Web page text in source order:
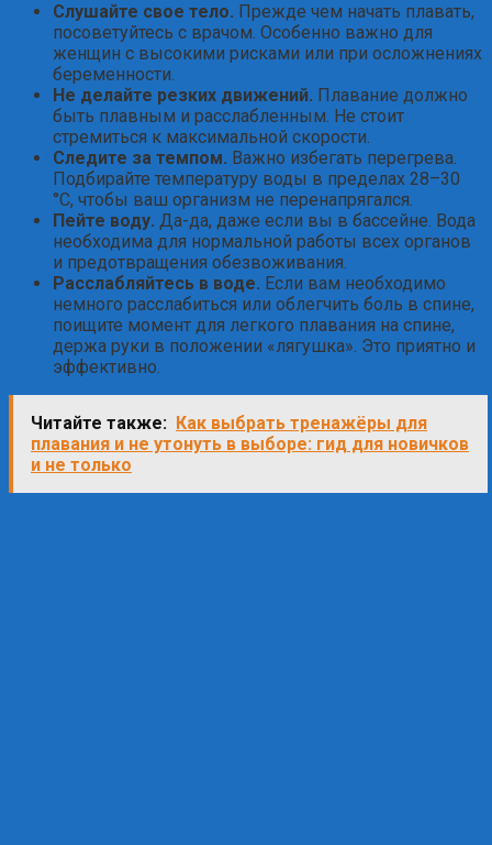
Слушайте свое тело. Прежде чем начать плавать,
посоветуйтесь с врачом. Особенно важно для
женщин с высокими рисками или при осложнениях
беременности.
Не делайте резких движений. Плавание должно
быть плавным и расслабленным. Не стоит
стремиться к максимальной скорости.
Следите за темпом. Важно избегать перегрева.
Подбирайте температуру воды в пределах 28–30
°C, чтобы ваш организм не перенапрягался.
Пейте воду. Да-да, даже если вы в бассейне. Вода
необходима для нормальной работы всех органов
и предотвращения обезвоживания.
Расслабляйтесь в воде. Если вам необходимо
немного расслабиться или облегчить боль в спине,
поищите момент для легкого плавания на спине,
держа руки в положении «лягушка». Это приятно и
эффективно.
Читайте также: Как выбрать тренажёры для
плавания и не утонуть в выборе: гид для новичков
и не только